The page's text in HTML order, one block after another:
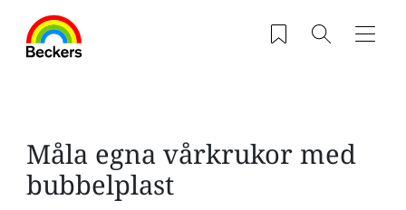
Sparade produkter
Sök
Måla egna vårkrukor med
bubbelplast